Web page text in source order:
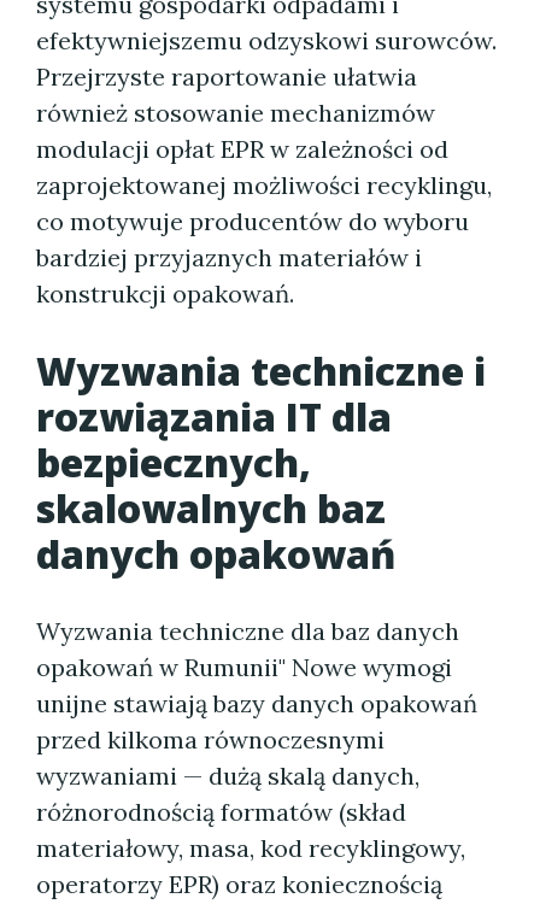
efektywniejszemu odzyskowi surowców.
Przejrzyste raportowanie ułatwia
również stosowanie mechanizmów
modulacji opłat EPR w zależności od
zaprojektowanej możliwości recyklingu,
co motywuje producentów do wyboru
bardziej przyjaznych materiałów i
konstrukcji opakowań.
Wyzwania techniczne i
rozwiązania IT dla
bezpiecznych,
skalowalnych baz
danych opakowań
Wyzwania techniczne dla baz danych
opakowań w Rumunii" Nowe wymogi
unijne stawiają bazy danych opakowań
przed kilkoma równoczesnymi
wyzwaniami — dużą skalą danych,
różnorodnością formatów (skład
materiałowy, masa, kod recyklingowy,
operatorzy EPR) oraz koniecznością